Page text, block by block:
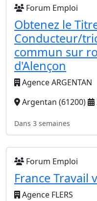
Forum Emploi
Obtenez le
Conducteur/
commun sur
d'Alençon
Agence ARGENTAN
Argentan (61200)
Dans 3 semaines
Forum Emploi
France Travail
Agence FLERS